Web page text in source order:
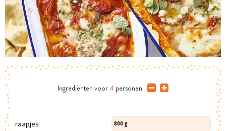
Ingrediënten voor 4 personen
raapjes 800 g